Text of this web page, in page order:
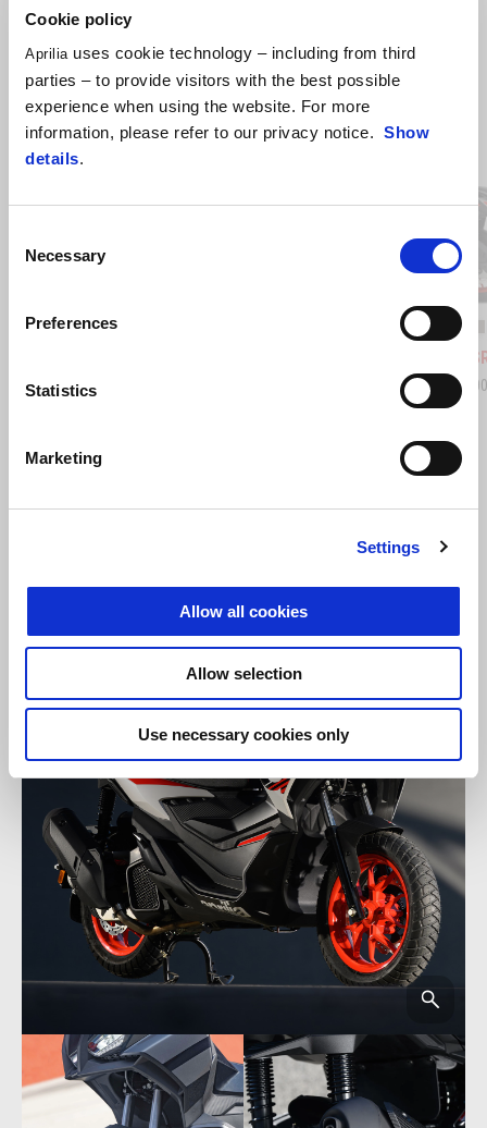
Cookie policy
Aprilia uses cookie technology – including from third
parties – to provide visitors with the best possible
experience when using the website. For more
information, please refer to our privacy notice. Show
details.
Selection
Necessary
Preferences
Statistics
Marketing
Settings
Allow all cookies
Allow selection
Use necessary cookies only
Objev všechny verze a barvy
Doporučená maloobchodní cena (včetně DPH)
Předchozí
Space
Aprilia
Kč